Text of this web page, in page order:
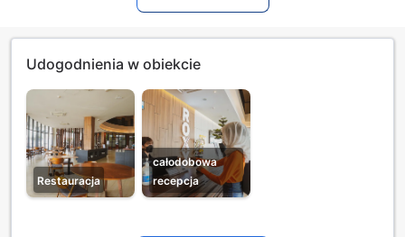
Udogodnienia w obiekcie
Restauracja
całodobowa
recepcja